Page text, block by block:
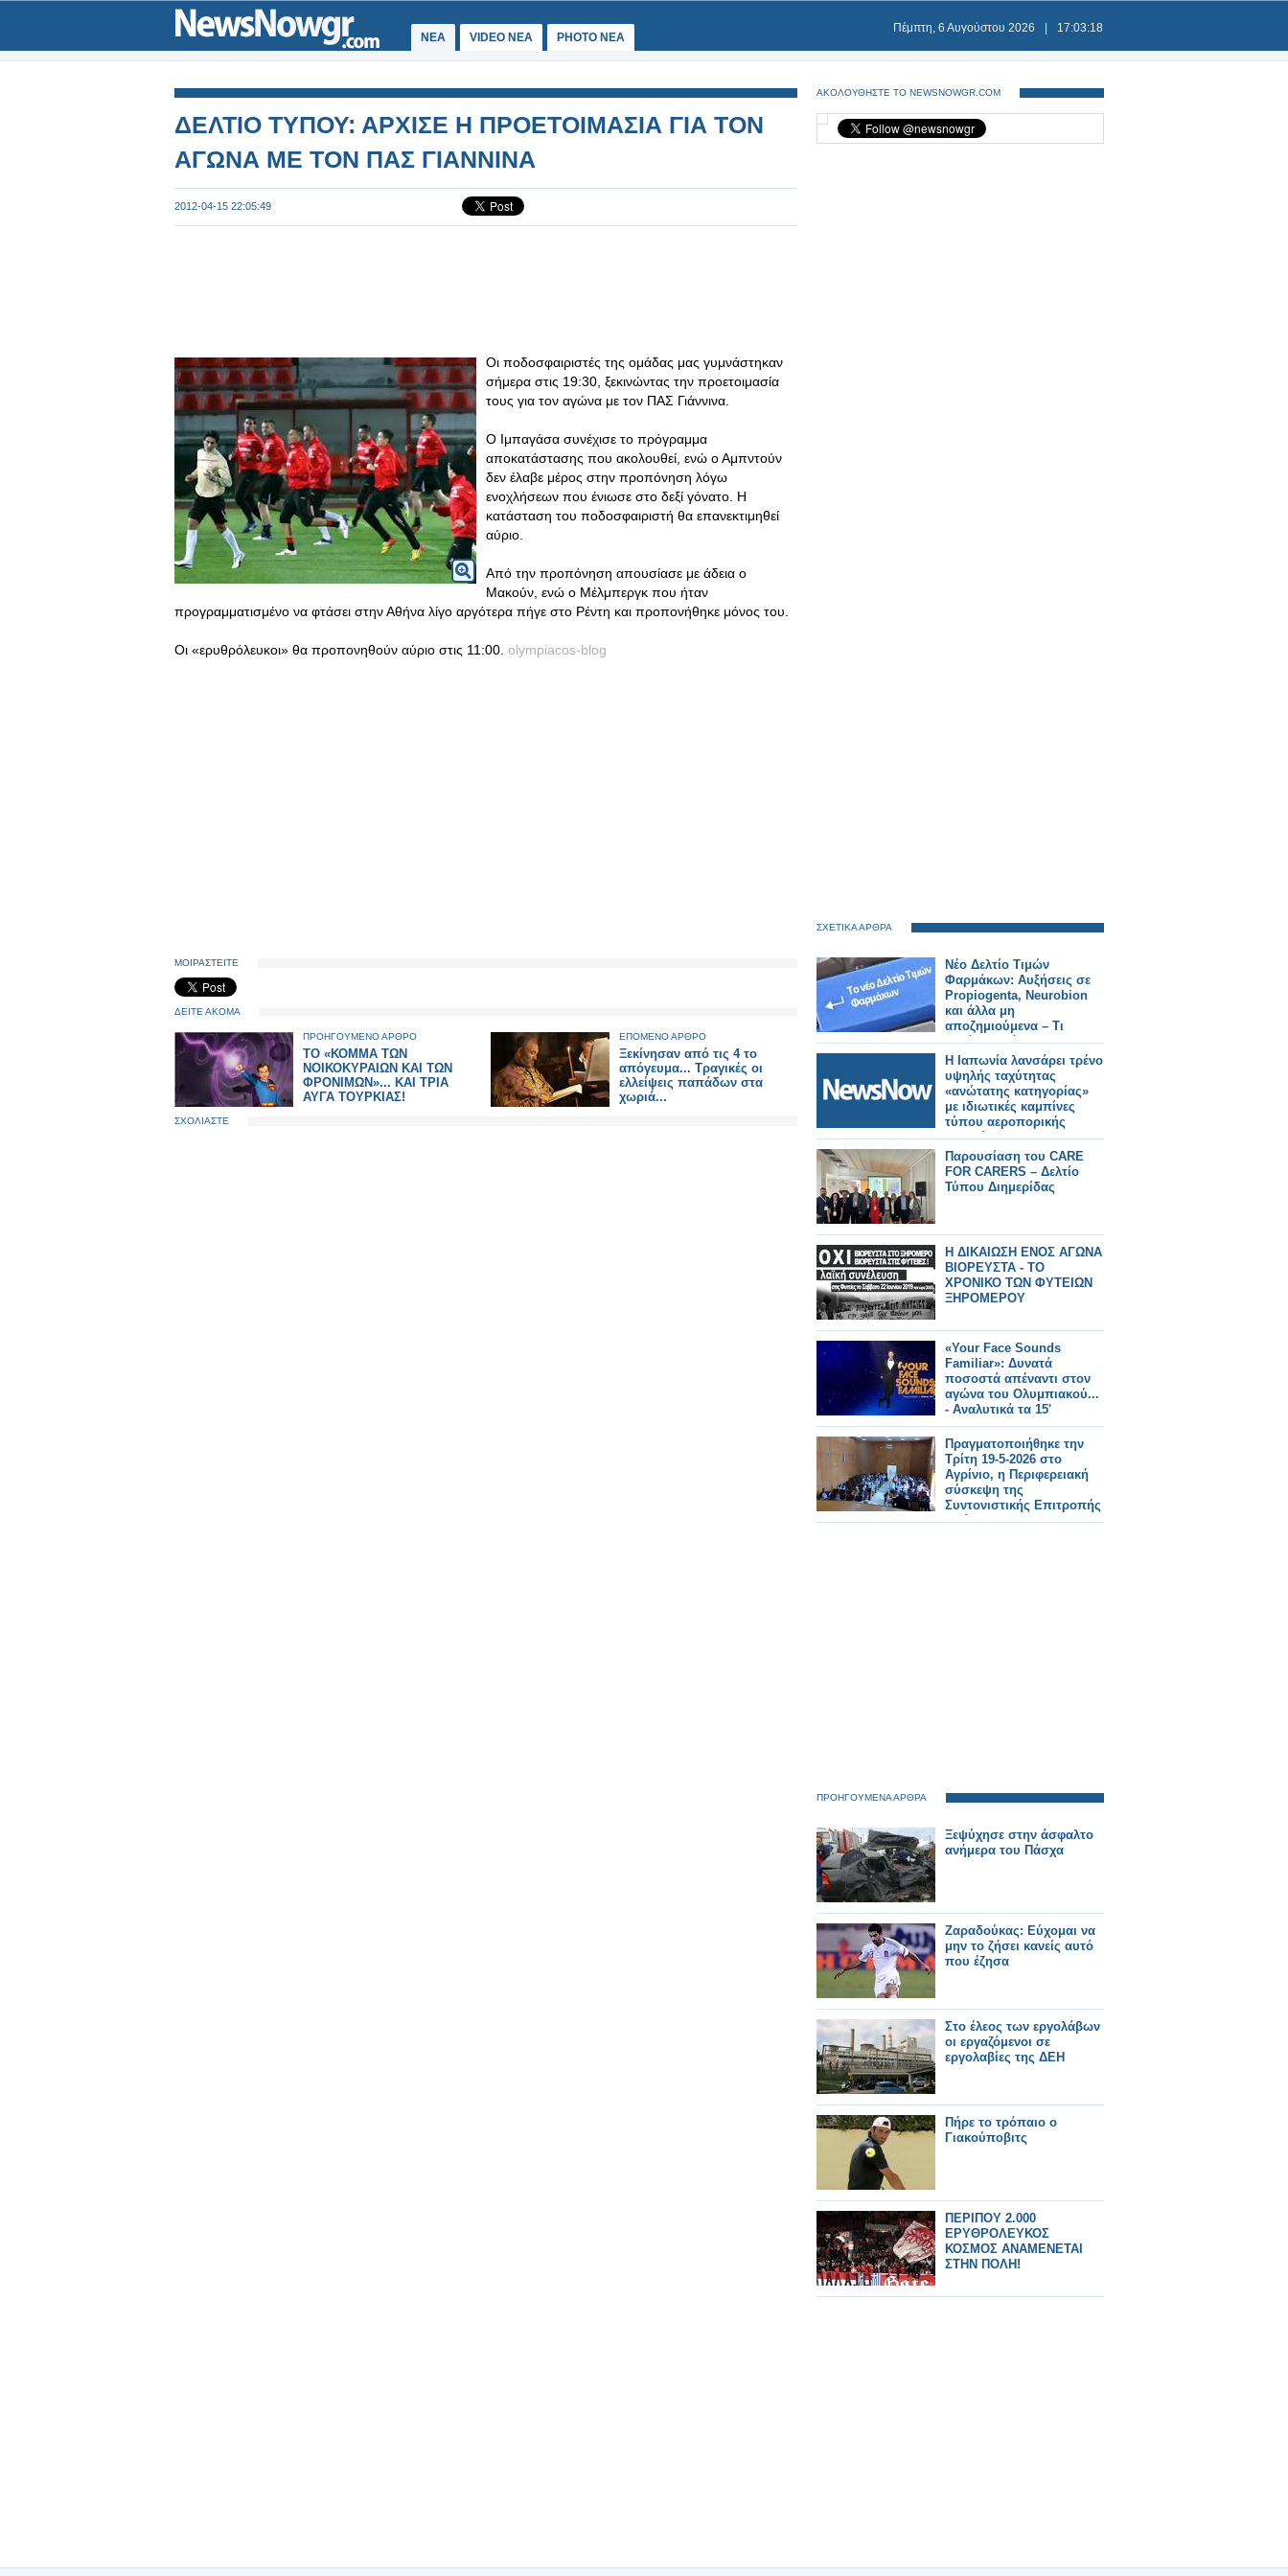
ΝΕΑ VIDEO NEA PHOTO NEA
Πέμπτη, 6 Αυγούστου 2026 17:03:18
ΔΕΛΤΙΟ ΤΥΠΟΥ: ΑΡΧΙΣΕ Η ΠΡΟΕΤΟΙΜΑΣΙΑ ΓΙΑ ΤΟΝ
ΑΓΩΝΑ ΜΕ ΤΟΝ ΠΑΣ ΓΙΑΝΝΙΝΑ
2012-04-15 22:05:49
Οι ποδοσφαιριστές της ομάδας μας γυμνάστηκαν
σήμερα στις 19:30, ξεκινώντας την προετοιμασία
τους για τον αγώνα με τον ΠΑΣ Γιάννινα.
Ο Ιμπαγάσα συνέχισε το πρόγραμμα
αποκατάστασης που ακολουθεί, ενώ ο Αμπντούν
δεν έλαβε μέρος στην προπόνηση λόγω
ενοχλήσεων που ένιωσε στο δεξί γόνατο. Η
κατάσταση του ποδοσφαιριστή θα επανεκτιμηθεί
αύριο.
Από την προπόνηση απουσίασε με άδεια ο
Μακούν, ενώ ο Μέλμπεργκ που ήταν
προγραμματισμένο να φτάσει στην Αθήνα λίγο αργότερα πήγε στο Ρέντη και προπονήθηκε μόνος του.
Οι «ερυθρόλευκοι» θα προπονηθούν αύριο στις 11:00. olympiacos-blog
ΜΟΙΡΑΣΤΕΙΤΕ
ΔΕΙΤΕ ΑΚΟΜΑ
ΠΡΟΗΓΟΥΜΕΝΟ ΑΡΘΡΟ
ΤΟ «ΚΟΜΜΑ ΤΩΝ
ΝΟΙΚΟΚΥΡΑΙΩΝ ΚΑΙ ΤΩΝ
ΦΡΟΝΙΜΩΝ»... ΚΑΙ ΤΡΙΑ
ΑΥΓΑ ΤΟΥΡΚΙΑΣ!
ΕΠΟΜΕΝΟ ΑΡΘΡΟ
Ξεκίνησαν από τις 4 το
απόγευμα... Τραγικές οι
ελλείψεις παπάδων στα
χωριά...
ΣΧΟΛΙΑΣΤΕ
ΑΚΟΛΟΥΘΗΣΤΕ ΤΟ NEWSNOWGR.COM
ΣΧΕΤΙΚΑ ΑΡΘΡΑ
Νέο Δελτίο Τιμών
Φαρμάκων: Αυξήσεις σε
Propiogenta, Neurobion
και άλλα μη
αποζημιούμενα – Τι
αλλάζει από 31/7/2026
Η Ιαπωνία λανσάρει τρένο
υψηλής ταχύτητας
«ανώτατης κατηγορίας»
με ιδιωτικές καμπίνες
τύπου αεροπορικής
εταιρείας.
Παρουσίαση του CARE
FOR CARERS – Δελτίο
Τύπου Διημερίδας
Η ΔΙΚΑΙΩΣΗ ΕΝΟΣ ΑΓΩΝΑ
ΒΙΟΡΕΥΣΤΑ - ΤΟ
ΧΡΟΝΙΚΟ ΤΩΝ ΦΥΤΕΙΩΝ
ΞΗΡΟΜΕΡΟΥ
«Your Face Sounds
Familiar»: Δυνατά
ποσοστά απέναντι στον
αγώνα του Ολυμπιακού...
- Αναλυτικά τα 15'
Πραγματοποιήθηκε την
Τρίτη 19-5-2026 στο
Αγρίνιο, η Περιφερειακή
σύσκεψη της
Συντονιστικής Επιτροπής
Αγώνα (Σ.Ε.Α) των
ΠΡΟΗΓΟΥΜΕΝΑ ΑΡΘΡΑ
Ξεψύχησε στην άσφαλτο
ανήμερα του Πάσχα
Ζαραδούκας: Εύχομαι να
μην το ζήσει κανείς αυτό
που έζησα
Στο έλεος των εργολάβων
οι εργαζόμενοι σε
εργολαβίες της ΔΕΗ
Πήρε το τρόπαιο ο
Γιακούποβιτς
ΠΕΡΙΠΟΥ 2.000
ΕΡΥΘΡΟΛΕΥΚΟΣ
ΚΟΣΜΟΣ ΑΝΑΜΕΝΕΤΑΙ
ΣΤΗΝ ΠΟΛΗ!